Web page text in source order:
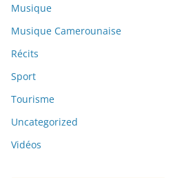
Musique
Musique Camerounaise
Récits
Sport
Tourisme
Uncategorized
Vidéos